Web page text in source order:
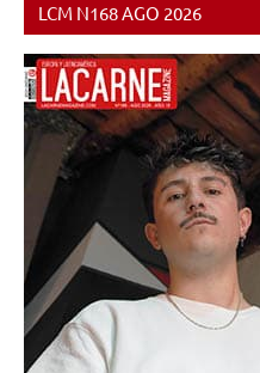
LCM N168 AGO 2026